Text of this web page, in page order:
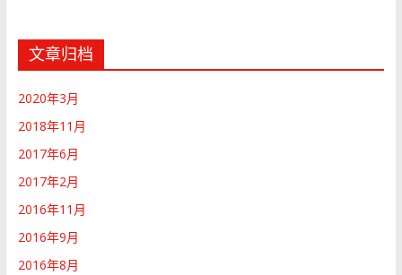
文章归档
2020年3月
2018年11月
2017年6月
2017年2月
2016年11月
2016年9月
2016年8月